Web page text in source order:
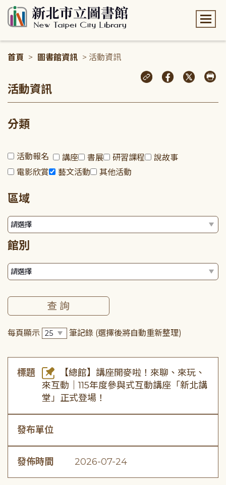
首頁 > 圖書館資訊 > 活動資訊
活動資訊
分類
活動報名 講座 書展 研習課程
說故事
電影欣賞
藝文活動 其他活動
區域
館別
每頁顯示 筆記錄 (選擇後將自動重新整理)
標題
【總館】講座開麥啦！來聊、來玩、
來互動｜115年度參與式互動講座「新北講
堂」正式登場！
發布單位
發佈時間 2026-07-24